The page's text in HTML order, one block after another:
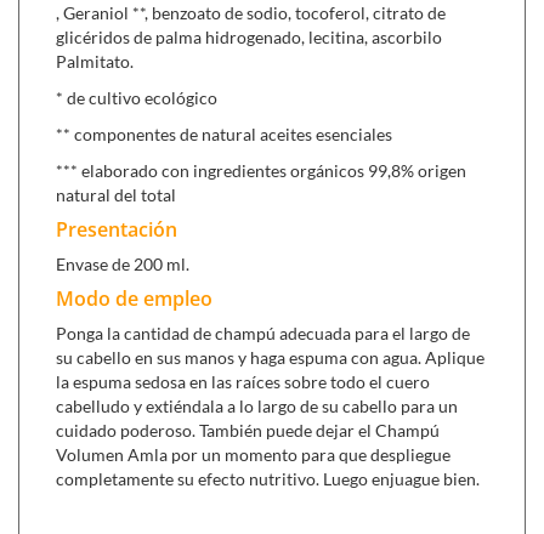
, Geraniol **, benzoato de sodio, tocoferol, citrato de
glicéridos de palma hidrogenado, lecitina, ascorbilo
Palmitato.
* de cultivo ecológico
** componentes de natural aceites esenciales
*** elaborado con ingredientes orgánicos 99,8% origen
natural del total
Presentación
Envase de 200 ml.
Modo de empleo
Ponga la cantidad de champú adecuada para el largo de
su cabello en sus manos y haga espuma con agua. Aplique
la espuma sedosa en las raíces sobre todo el cuero
cabelludo y extiéndala a lo largo de su cabello para un
cuidado poderoso. También puede dejar el Champú
Volumen Amla por un momento para que despliegue
completamente su efecto nutritivo. Luego enjuague bien.